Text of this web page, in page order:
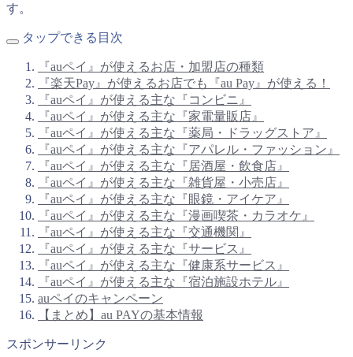
す。
タップできる目次
『auペイ』が使えるお店・加盟店の種類
『楽天Pay』が使えるお店でも『au Pay』が使える！
『auペイ』が使える主な『コンビニ』
『auペイ』が使える主な『家電量販店』
『auペイ』が使える主な『薬局・ドラッグストア』
『auペイ』が使える主な『アパレル・ファッション』
『auペイ』が使える主な『居酒屋・飲食店』
『auペイ』が使える主な『雑貨屋・小売店』
『auペイ』が使える主な『眼鏡・アイケア』
『auペイ』が使える主な『漫画喫茶・カラオケ』
『auペイ』が使える主な『交通機関』
『auペイ』が使える主な『サービス』
『auペイ』が使える主な『健康系サービス』
『auペイ』が使える主な『宿泊施設ホテル』
auペイのキャンペーン
【まとめ】au PAYの基本情報
スポンサーリンク